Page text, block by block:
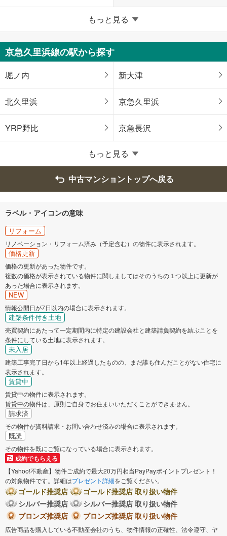
鶴見区 神奈川区
西区 中区
南区 磯子区
金沢区 港北区
旭区
瀬谷区
青葉区
相模原市
緑区 中央区
南区
神奈川県のそのほかの地域
横須賀市
鎌倉市
小田原市 茅ヶ崎市
逗子市
座間市
三浦郡葉山町 足柄下郡箱根町
足柄下郡真鶴町 足柄下郡湯河原町
もっと見る
京急久里浜線の駅から探す
堀ノ内 新大津
北久里浜 京急久里浜
YRP野比 京急長沢
もっと見る
中古マンショントップへ戻る
ラベル・アイコンの意味
リフォーム
リノベーション・リフォーム済み（予定含む）の物件に表示されます。
価格更新
価格の更新があった物件です。
複数の価格が表示されている物件に関しましてはそのうちの１つ以上に更新が
あった場合に表示されます。
NEW
情報公開日が7日以内の場合に表示されます。
建築条件付き土地
売買契約にあたって一定期間内に特定の建設会社と建築請負契約を結ぶことを
条件にしている土地に表示されます。
未入居
建築工事完了日から1年以上経過したものの、まだ誰も住んだことがない住宅に
表示されます。
賃貸中
賃貸中の物件に表示されます。
賃貸中の物件は、原則ご自身でお住まいいただくことができません。
請求済
その物件が資料請求・お問い合わせ済みの場合に表示されます。
既読
その物件を既にご覧になっている場合に表示されます。
成約でもらえる
【Yahoo!不動産】物件ご成約で最大20万円相当PayPayポイントプレゼント！
の対象物件です。詳細はプレゼント詳細をご覧ください。
ゴールド推奨店
ゴールド推奨店 取り扱い物件
シルバー推奨店
シルバー推奨店 取り扱い物件
ブロンズ推奨店
ブロンズ推奨店 取り扱い物件
広告商品を購入している不動産会社のうち、物件情報の正確性、法令遵守、ヤ